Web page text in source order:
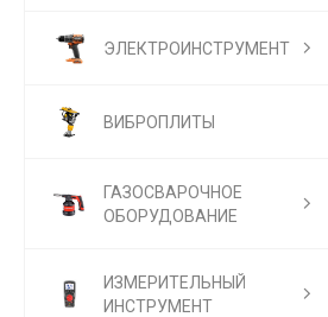
ЭЛЕКТРОИНСТРУМЕНТ
ВИБРОПЛИТЫ
ГАЗОСВАРОЧНОЕ
ОБОРУДОВАНИЕ
ИЗМЕРИТЕЛЬНЫЙ
ИНСТРУМЕНТ